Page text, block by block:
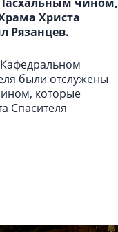
Христа
Рязанцев.
были отслужены
которые
Спасителя